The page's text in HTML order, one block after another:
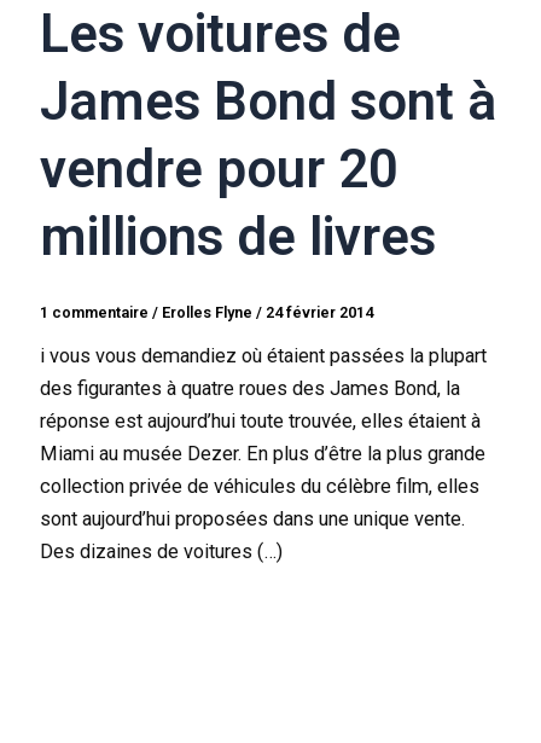
Les voitures de
James Bond sont à
vendre pour 20
millions de livres
1 commentaire / Erolles Flyne/ 24 février 2014
i vous vous demandiez où étaient passées la plupart
des figurantes à quatre roues des James Bond, la
réponse est aujourd’hui toute trouvée, elles étaient à
Miami au musée Dezer. En plus d’être la plus grande
collection privée de véhicules du célèbre film, elles
sont aujourd’hui proposées dans une unique vente.
Des dizaines de voitures (…)